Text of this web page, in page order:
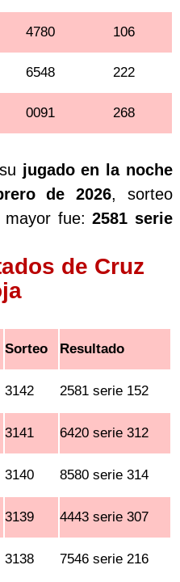
4780 106
6548 222
0091 268
jugado en la noche
de 2026, sorteo
mayor fue:2581 serie
de Cruz
Sorteo Resultado
3142 2581 serie 152
3141 6420 serie 312
3140 8580 serie 314
3139 4443 serie 307
3138 7546 serie 216